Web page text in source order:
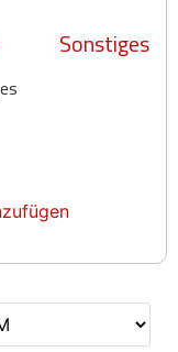
Sonstiges